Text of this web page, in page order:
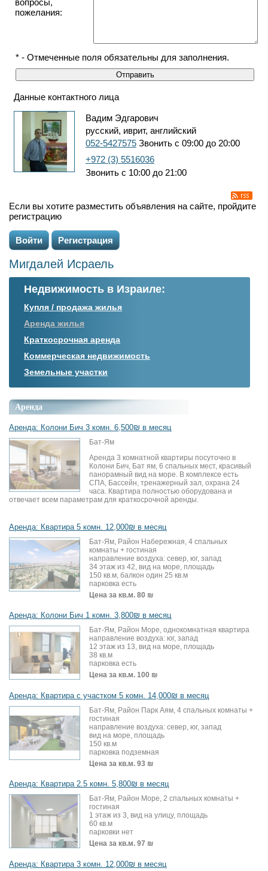
вопросы,
пожелания:
* - Отмеченные поля обязательны для заполнения.
Данные контактного лица
Вадим Эдгарович
русский, иврит, английский
052-5427575 Звонить с 09:00 до 20:00
+972 (3) 5516036
Звонить с 10:00 до 21:00
Если вы хотите разместить объявления на сайте, пройдите
регистрацию
Войти Регистрация
Мигдалей Исраель
Недвижимость в Израиле:
Купля / продажа жилья
Аренда жилья
Краткосрочная аренда
Коммерческая недвижимость
Земельные участки
Аренда
Аренда: Колони Бич 3 комн. 6,500₪ в месяц
Бат-Ям
Аренда 3 комнатной квартиры посуточно в
Колони Бич, Бат ям, 6 спальных мест, красивый
панорамный вид на море. В комплексе есть
СПА, Бассейн, тренажерный зал, охрана 24
часа. Квартира полностью оборудована и
отвечает всем параметрам для краткосрочной аренды.
Аренда: Квартира 5 комн. 12,000₪ в месяц
Бат-Ям, Район Набережная, 4 спальных
комнаты + гостиная
направление воздуха: север, юг, запад
34 этаж из 42, вид на море, площадь
150 кв.м, балкон один 25 кв.м
парковка есть
Цена за кв.м. 80 ₪
Аренда: Колони Бич 1 комн. 3,800₪ в месяц
Бат-Ям, Район Море, однокомнатная квартира
направление воздуха: юг, запад
12 этаж из 13, вид на море, площадь
38 кв.м
парковка есть
Цена за кв.м. 100 ₪
Аренда: Квартира с участком 5 комн. 14,000₪ в месяц
Бат-Ям, Район Парк Аям, 4 спальных комнаты +
гостиная
направление воздуха: север, юг, запад
вид на море, площадь
150 кв.м
парковка подземная
Цена за кв.м. 93 ₪
Аренда: Квартира 2.5 комн. 5,800₪ в месяц
Бат-Ям, Район Море, 2 спальных комнаты +
гостиная
1 этаж из 3, вид на улицу, площадь
60 кв.м
парковки нет
Цена за кв.м. 97 ₪
Аренда: Квартира 3 комн. 12,000₪ в месяц